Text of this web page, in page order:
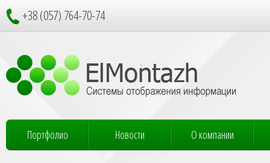
+38 (057) 764-70-74
Портфолио Новости О компании